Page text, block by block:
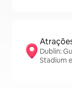
Dublin:
Stadium